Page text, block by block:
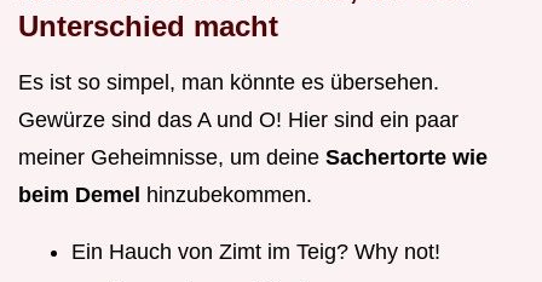
Unterschied macht
Es ist so simpel, man könnte es übersehen.
Gewürze sind das A und O! Hier sind ein paar
meiner Geheimnisse, um deine Sachertorte wie
beim Demel hinzubekommen.
Ein Hauch von Zimt im Teig? Why not!